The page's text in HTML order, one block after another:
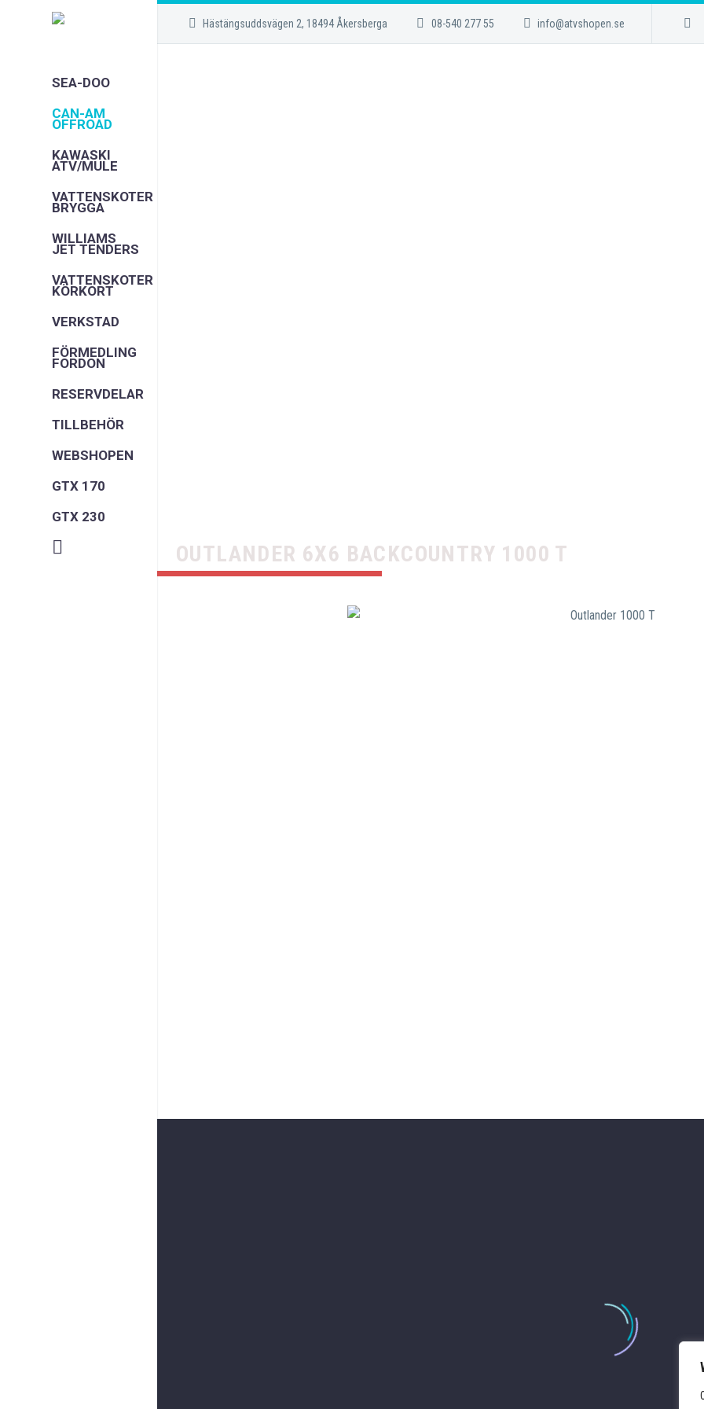
Hästängsuddsvägen 2, 18494 Åkersberga 08-540 277 55 info@atvshopen.se
SEA-DOO
CAN-AM
OFFROAD
KAWASKI
ATV/MULE
VATTENSKOTER
BRYGGA
WILLIAMS
JET TENDERS
VATTENSKOTER
KÖRKORT
VERKSTAD
FÖRMEDLING
FORDON
RESERVDELAR
TILLBEHÖR
WEBSHOPEN
GTX 170
GTX 230
OUTLANDER 6X6 BACKCOUNTRY 1000 T